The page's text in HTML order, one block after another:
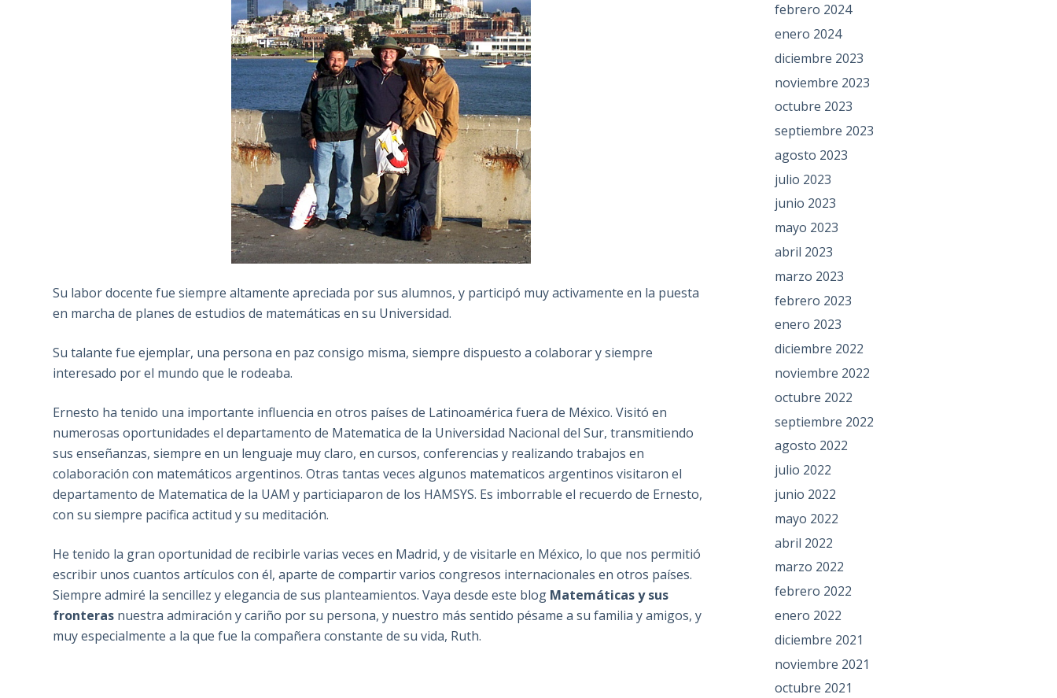
Su labor docente fue siempre altamente apreciada por sus alumnos, y participó muy activamente en la puesta
en marcha de planes de estudios de matemáticas en su Universidad.
Su talante fue ejemplar, una persona en paz consigo misma, siempre dispuesto a colaborar y siempre
interesado por el mundo que le rodeaba.
Ernesto ha tenido una importante influencia en otros países de Latinoamérica fuera de México. Visitó en
numerosas oportunidades el departamento de Matematica de la Universidad Nacional del Sur, transmitiendo
sus enseñanzas, siempre en un lenguaje muy claro, en cursos, conferencias y realizando trabajos en
colaboración con matemáticos argentinos. Otras tantas veces algunos matematicos argentinos visitaron el
departamento de Matematica de la UAM y particiaparon de los HAMSYS. Es imborrable el recuerdo de Ernesto,
con su siempre pacifica actitud y su meditación.
He tenido la gran oportunidad de recibirle varias veces en Madrid, y de visitarle en México, lo que nos permitió
escribir unos cuantos artículos con él, aparte de compartir varios congresos internacionales en otros países.
Siempre admiré la sencillez y elegancia de sus planteamientos. Vaya desde este blog Matemáticas y sus
fronteras nuestra admiración y cariño por su persona, y nuestro más sentido pésame a su familia y amigos, y
muy especialmente a la que fue la compañera constante de su vida, Ruth.
febrero 2024
enero 2024
diciembre 2023
noviembre 2023
octubre 2023
septiembre 2023
agosto 2023
julio 2023
junio 2023
mayo 2023
abril 2023
marzo 2023
febrero 2023
enero 2023
diciembre 2022
noviembre 2022
octubre 2022
septiembre 2022
agosto 2022
julio 2022
junio 2022
mayo 2022
abril 2022
marzo 2022
febrero 2022
enero 2022
diciembre 2021
noviembre 2021
octubre 2021